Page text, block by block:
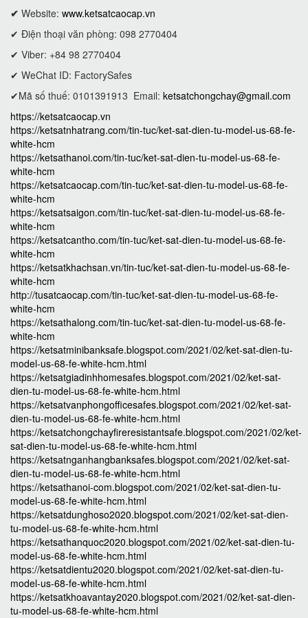
✔ Website: www.ketsatcaocap.vn
✔ Điện thoại văn phòng: 098 2770404
✔ Viber: +84 98 2770404
✔ WeChat ID: FactorySafes
✔Mã số thuế: 0101391913 Email: ketsatchongchay@gmail.com
https://ketsatcaocap.vn
https://ketsatnhatrang.com/tin-tuc/ket-sat-dien-tu-model-us-68-fe-
white-hcm
https://ketsathanoi.com/tin-tuc/ket-sat-dien-tu-model-us-68-fe-
white-hcm
https://ketsatcaocap.com/tin-tuc/ket-sat-dien-tu-model-us-68-fe-
white-hcm
https://ketsatsaigon.com/tin-tuc/ket-sat-dien-tu-model-us-68-fe-
white-hcm
https://ketsatcantho.com/tin-tuc/ket-sat-dien-tu-model-us-68-fe-
white-hcm
https://ketsatkhachsan.vn/tin-tuc/ket-sat-dien-tu-model-us-68-fe-
white-hcm
http://tusatcaocap.com/tin-tuc/ket-sat-dien-tu-model-us-68-fe-
white-hcm
https://ketsathalong.com/tin-tuc/ket-sat-dien-tu-model-us-68-fe-
white-hcm
https://ketsatminibanksafe.blogspot.com/2021/02/ket-sat-dien-tu-
model-us-68-fe-white-hcm.html
https://ketsatgiadinhhomesafes.blogspot.com/2021/02/ket-sat-
dien-tu-model-us-68-fe-white-hcm.html
https://ketsatvanphongofficesafes.blogspot.com/2021/02/ket-sat-
dien-tu-model-us-68-fe-white-hcm.html
https://ketsatchongchayfireresistantsafe.blogspot.com/2021/02/ket-
sat-dien-tu-model-us-68-fe-white-hcm.html
https://ketsatnganhangbanksafes.blogspot.com/2021/02/ket-sat-
dien-tu-model-us-68-fe-white-hcm.html
https://ketsathanoi-com.blogspot.com/2021/02/ket-sat-dien-tu-
model-us-68-fe-white-hcm.html
https://ketsatdunghoso2020.blogspot.com/2021/02/ket-sat-dien-
tu-model-us-68-fe-white-hcm.html
https://ketsathanquoc2020.blogspot.com/2021/02/ket-sat-dien-tu-
model-us-68-fe-white-hcm.html
https://ketsatdientu2020.blogspot.com/2021/02/ket-sat-dien-tu-
model-us-68-fe-white-hcm.html
https://ketsatkhoavantay2020.blogspot.com/2021/02/ket-sat-dien-
tu-model-us-68-fe-white-hcm.html